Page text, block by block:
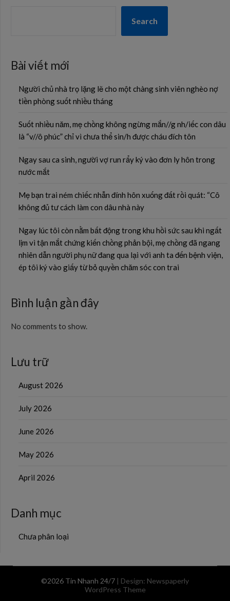
Search
Bài viết mới
Người chủ nhà trọ lặng lẽ cho một chàng sinh viên nghèo nợ
tiền phòng suốt nhiều tháng
Suốt nhiều năm, mẹ chồng không ngừng mắn//g nh/iếc con dâu
là “v//ô phúc” chỉ vì chưa thể sin/h được cháu đích tôn
Ngay sau ca sinh, người vợ run rẩy ký vào đơn ly hôn trong
nước mắt
Mẹ bạn trai ném chiếc nhẫn đính hôn xuống đất rồi quát: “Cô
không đủ tư cách làm con dâu nhà này
Ngay lúc tôi còn nằm bất động trong khu hồi sức sau khi ngất
lịm vì tận mắt chứng kiến chồng phản bội, mẹ chồng đã ngang
nhiên dẫn người phụ nữ đang qua lại với anh ta đến bệnh viện,
ép tôi ký vào giấy từ bỏ quyền chăm sóc con trai
Bình luận gần đây
No comments to show.
Lưu trữ
August 2026
July 2026
June 2026
May 2026
April 2026
Danh mục
Chưa phân loại
©2026 Tin Nhanh 24/7 | Design: Newspaperly
WordPress Theme